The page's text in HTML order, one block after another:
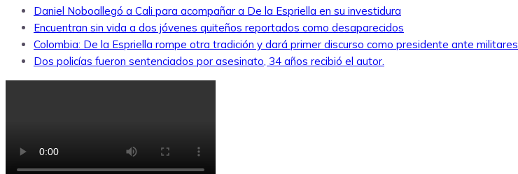
Daniel Noboallegó a Cali para acompañar a De la Espriella en su investidura
Encuentran sin vida a dos jóvenes quiteños reportados como desaparecidos
Colombia: De la Espriella rompe otra tradición y dará primer discurso como presidente ante militares
Dos policías fueron sentenciados por asesinato, 34 años recibió el autor.